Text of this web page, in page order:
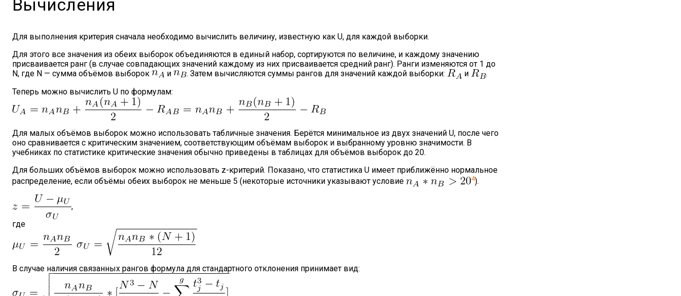
Вычисления
Для выполнения критерия сначала необходимо вычислить величину, известную как U, для каждой выборки.
Для этого все значения из обеих выборок объединяются в единый набор, сортируются по величине, и каждому значению
присваивается ранг (в случае совпадающих значений каждому из них присваивается средний ранг). Ранги изменяются от 1 до
N, где N — сумма объёмов выборок
и . Затем вычисляются суммы рангов для значений каждой выборки: и
.
Теперь можно вычислить U по формулам:
Для малых объёмов выборок можно использовать табличные значения. Берётся минимальное из двух значений U, после чего
оно сравнивается с критическим значением, соответствующим объёмам выборок и выбранному уровню значимости. В
учебниках по статистике критические значения обычно приведены в таблицах для объёмов выборок до 20.
Для больших объёмов выборок можно использовать z-критерий. Показано, что статистика U имеет приближённо нормальное
распределение, если объёмы обеих выборок не меньше 5 (некоторые источники указывают условие
4).
,
где
В случае наличия связанных рангов формула для стандартного отклонения принимает вид: